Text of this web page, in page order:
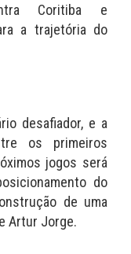
Coritiba e
a trajetória do
desafiador, e a
os primeiros
jogos será
do
de uma
Artur Jorge.